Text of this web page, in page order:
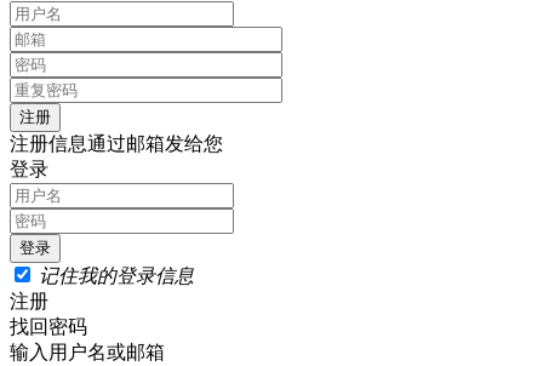
注册信息通过邮箱发给您
登录
记住我的登录信息
注册
找回密码
输入用户名或邮箱